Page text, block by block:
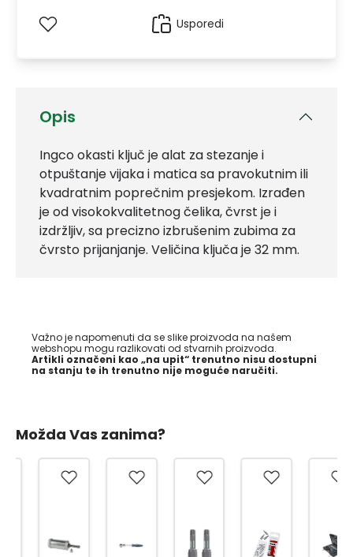
Opis
Ingco okasti ključ je alat za stezanje i
otpuštanje vijaka i matica sa pravokutnim ili
kvadratnim poprečnim presjekom. Izrađen
je od visokokvalitetnog čelika, čvrst je i
izdržljiv, sa precizno izbrušenim zubima za
čvrsto prijanjanje. Veličina ključa je 32 mm.
Važno je napomenuti da se slike proizvoda na našem
webshopu mogu razlikovati od stvarnih proizvoda.
Artikli označeni kao „na upit“ trenutno nisu dostupni
na stanju te ih trenutno nije moguće naručiti.
Usporedi
Možda Vas zanima?